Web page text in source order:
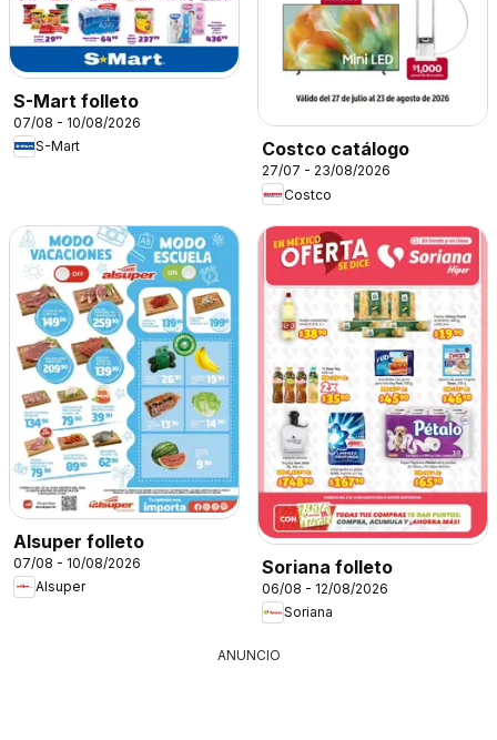
S-Mart folleto
07/08 - 10/08/2026
S-Mart
Costco catálogo
27/07 - 23/08/2026
Costco
Alsuper folleto
07/08 - 10/08/2026
Alsuper
Soriana folleto
06/08 - 12/08/2026
Soriana
ANUNCIO